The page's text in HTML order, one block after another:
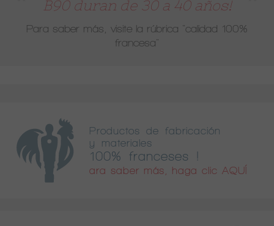
B90 duran de 30 a 40 años!
Para saber más, visite la rúbrica "calidad 100%
francesa"
Productos de fabricación
y materiales
100% franceses !
ara saber más, haga clic AQUÍ